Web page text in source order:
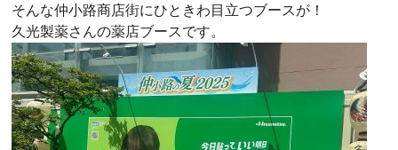
そんな仲小路商店街にひときわ目立つブースが！
久光製薬さんの薬店ブースです。